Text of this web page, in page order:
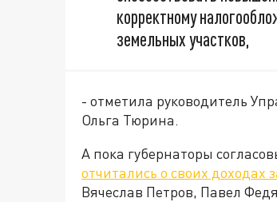
корректному
земельных участков,
- отметила руководитель
Ольга Тюрина.
А пока губернаторы
отчитались о своих доходах
Вячеслав Петров, Павел